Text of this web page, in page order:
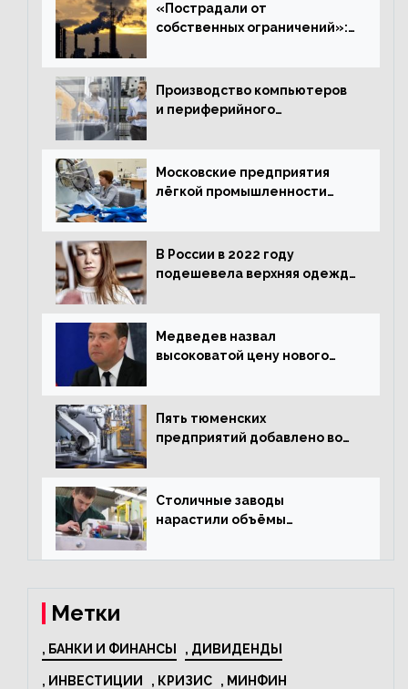
«Пострадали от
собственных ограничений»:
промышленности
Производство компьютеров
и периферийного
Московские предприятия
лёгкой промышленности
В России в 2022 году
подешевела верхняя одежда
Медведев назвал
высоковатой цену нового
Пять тюменских
предприятий добавлено во
туризма
Столичные заводы
нарастили объёмы
электрооборудования на
Метки
, БАНКИ И ФИНАНСЫ , ДИВИДЕНДЫ
, ИНВЕСТИЦИИ , КРИЗИС , МИНФИН